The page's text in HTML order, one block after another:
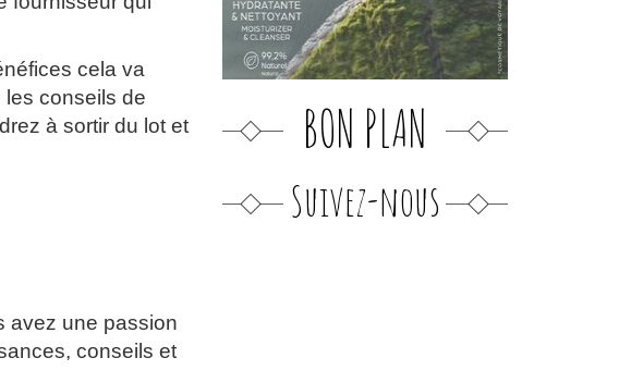
cela va
conseils de
à sortir du lot et
avez une passion
conseils et
BON PLAN
Suivez-nous